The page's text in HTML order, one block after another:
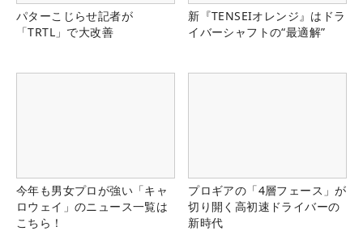
パターこじらせ記者が
「TRTL」で大改善
新『TENSEIオレンジ』はドラ
イバーシャフトの“最適解”
今年も男女プロが強い「キャ
ロウェイ」のニュース一覧は
こちら！
プロギアの「4層フェース」が
切り開く高初速ドライバーの
新時代